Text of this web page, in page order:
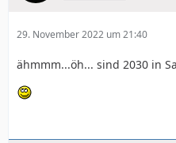
29. November 2022 um 21:40
ähmmm...öh... sind 2030 in